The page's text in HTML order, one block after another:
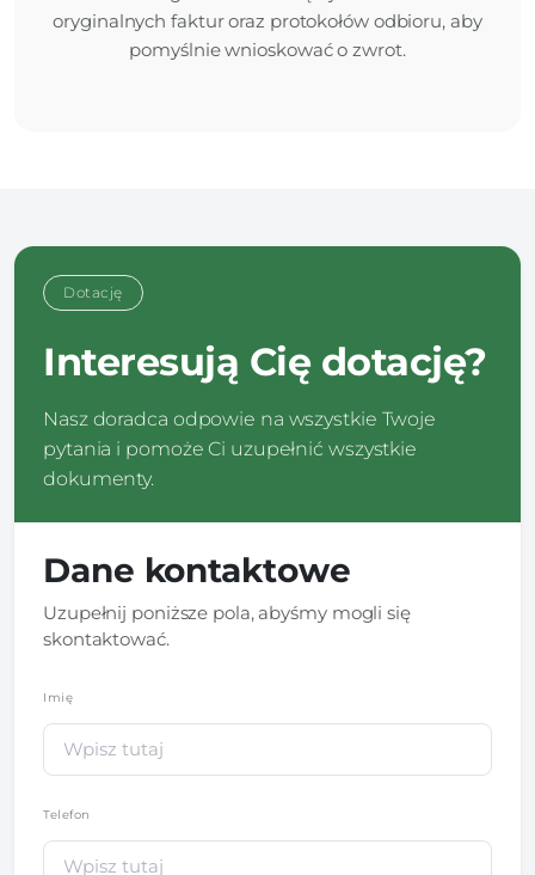
oryginalnych faktur oraz protokołów odbioru, aby
pomyślnie wnioskować o zwrot.
Dotację
Interesują Cię dotację?
Nasz doradca odpowie na wszystkie Twoje
pytania i pomoże Ci uzupełnić wszystkie
dokumenty.
Dane kontaktowe
Uzupełnij poniższe pola, abyśmy mogli się
skontaktować.
Imię
Telefon